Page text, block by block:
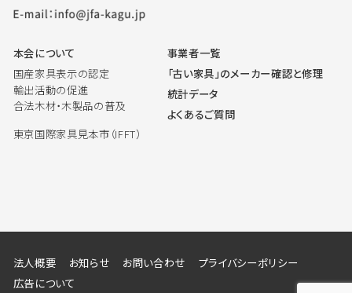
本会について
国産家具表示の認定
輸出活動の促進
合法木材・木製品の普及
東京国際家具見本市（IFFT）
事業者一覧
「古い家具」のメーカー確認と修理
統計データ
よくあるご質問
法人概要 お知らせ お問い合わせ
プライバシーポリシー
広告について